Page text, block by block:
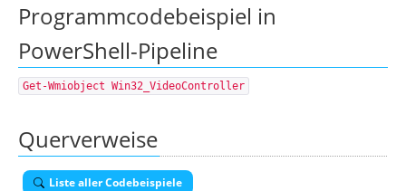
Programmcodebeispiel in
PowerShell-Pipeline
Get-Wmiobject Win32_VideoController
Querverweise
Liste aller Codebeispiele